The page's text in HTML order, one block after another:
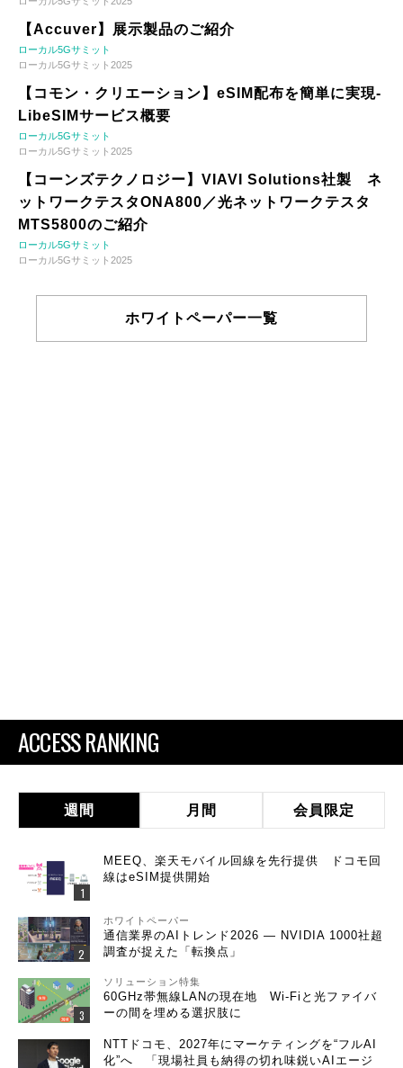
【Accuver】展示製品のご紹介
ローカル5Gサミット
ローカル5Gサミット2025
【コモン・クリエーション】eSIM配布を簡単に実現-
LibeSIMサービス概要
ローカル5Gサミット
ローカル5Gサミット2025
【コーンズテクノロジー】VIAVI Solutions社製 ネ
ットワークテスタONA800／光ネットワークテスタ
MTS5800のご紹介
ローカル5Gサミット
ローカル5Gサミット2025
ホワイトペーパー一覧
ACCESS RANKING
週間 月間 会員限定
MEEQ、楽天モバイル回線を先行提供 ドコモ回
線はeSIM提供開始
ホワイトペーパー
通信業界のAIトレンド2026 ― NVIDIA 1000社超
調査が捉えた「転換点」
ソリューション特集
60GHz帯無線LANの現在地 Wi-Fiと光ファイバ
ーの間を埋める選択肢に
NTTドコモ、2027年にマーケティングを“フルAI
化”へ 「現場社員も納得の切れ味鋭いAIエージ